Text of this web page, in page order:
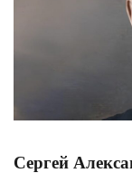
Сергей